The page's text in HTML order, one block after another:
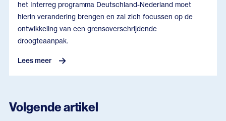
het Interreg programma Deutschland-Nederland moet
hierin verandering brengen en zal zich focussen op de
ontwikkeling van een grensoverschrijdende
droogteaanpak.
Lees meer
Volgende artikel